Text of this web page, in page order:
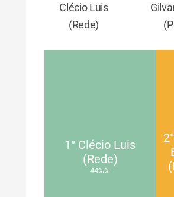
Clécio Luis
(Rede)
1° Clécio Luis
(Rede)
44%%